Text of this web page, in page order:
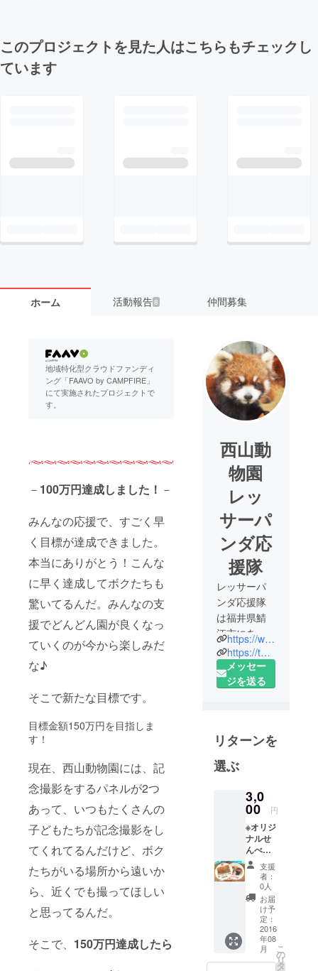
このプロジェクトを見た人はこちらもチェックし
ています
ホーム 活動報告8 仲間募集
地域特化型クラウドファンディ
ング「FAAVO by CAMPFIRE」
にて実施されたプロジェクトで
す。
－ 100万円達成しました！ －
みんなの応援で、すごく早
く目標が達成できました。
本当にありがとう！こんな
に早く達成してボクたちも
驚いてるんだ。みんなの支
援でどんどん園が良くなっ
ていくのが今から楽しみだ
な♪
そこで新たな目標です。
目標金額150万円を目指しま
す！
現在、西山動物園には、記
念撮影をするパネルが2つ
あって、いつもたくさんの
子どもたちが記念撮影をし
てくれてるんだけど、ボク
たちがいる場所から遠いか
ら、近くでも撮ってほしい
と思ってるんだ。
そこで、 150万円達成したら
西山動
物園
レッ
サーパ
ンダ応
援隊
レッサーパ
ンダ応援隊
は福井県鯖
江市にあ
る、ツツジ
で有名な西
山公園の中
員で作られ
た隊です。
西山動物園
は小さな動
物園ですが
レッサーパ
ンダの繁殖
実績では日
本有数を誇
ります。そ
んな小さな
レッサーパ
ンダで鯖江
を盛り上げ
https://www.city.sabae.fukui.jp/users/zoo/doubutu.html
https://twitter.com/nishiyama_zoo
メッセー
ジを送る
リターンを
選ぶ
3,0
00 円
※オリジ
ナルせ
んべい
のデザ
インは
新しい
ものに
なりま
す。
支援
者：
0人
お届
け予
定：
2016
年08
月
こ
の
リ
タ